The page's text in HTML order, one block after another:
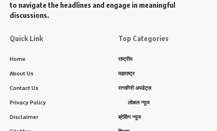
to navigate the headlines and engage in meaningful
discussions.
Quick Link
Home
About Us
Contact Us
Privacy Policy
Disclaimer
Top Categories
राष्ट्रीय
महाराष्ट्र
रत्नागिरी अपडेट्स
लोकल न्यूज
ब्रेकिंग न्यूज